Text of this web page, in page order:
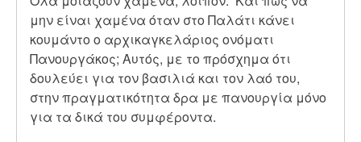
μην είναι χαμένα όταν στο Παλάτι κάνει
κουμάντο ο αρχικαγκελάριος ονόματι
Πανουργάκος; Αυτός, με το πρόσχημα ότι
δουλεύει για τον βασιλιά και τον λαό του,
στην πραγματικότητα δρα με πανουργία μόνο
για τα δικά του συμφέροντα.